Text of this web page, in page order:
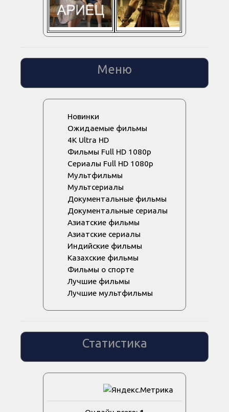
Меню
Новинки
Ожидаемые фильмы
4K Ultra HD
Фильмы Full HD 1080p
Сериалы Full HD 1080p
Мультфильмы
Мультсериалы
Документальные фильмы
Документальные сериалы
Азиатские фильмы
Азиатские сериалы
Индийские фильмы
Казахские фильмы
Фильмы о спорте
Лучшие фильмы
Лучшие мультфильмы
Статистика